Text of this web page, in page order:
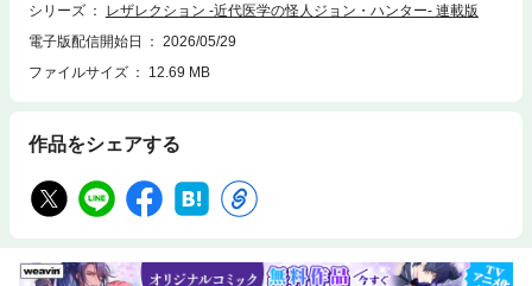
シリーズ
レザレクション -近代医学の怪人ジョン・ハンター- 連載版
電子版配信開始日
2026/05/29
ファイルサイズ
12.69 MB
作品をシェアする